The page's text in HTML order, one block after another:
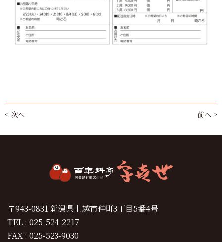
< 次へ 前へ >
〒943-0831 新潟県上越市仲町3丁目5番4号
TEL : 025-524-2217
FAX : 025-523-9030